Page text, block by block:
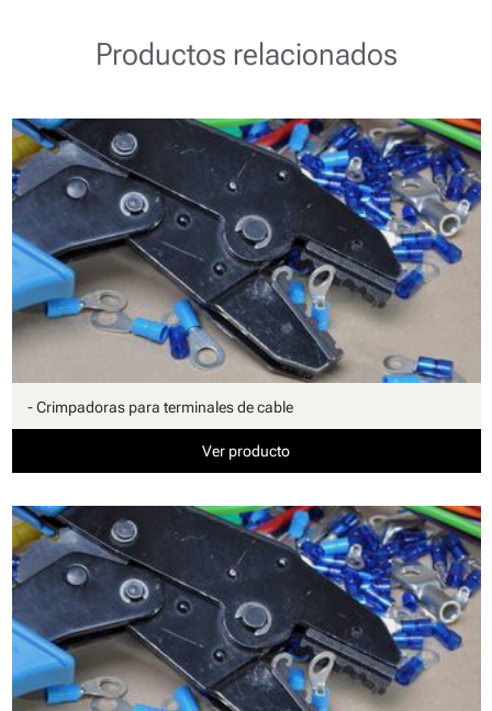
Productos relacionados
- Crimpadoras para terminales de cable
Ver producto